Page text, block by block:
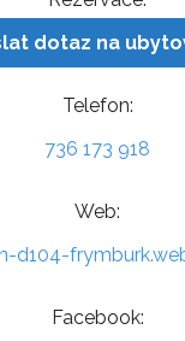
dotaz na
Telefon:
736 173 918
Web:
d104-
Facebook: